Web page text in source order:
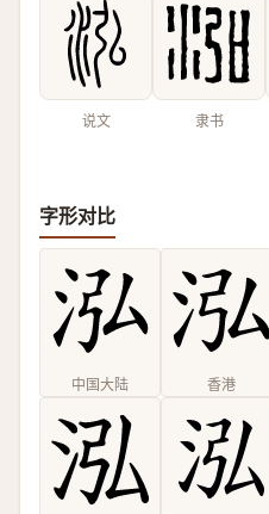
说文 隶书
字形对比
中国大陆 香港